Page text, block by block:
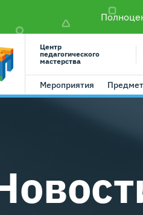
Центр
педагогического
мастерства
Мероприятия